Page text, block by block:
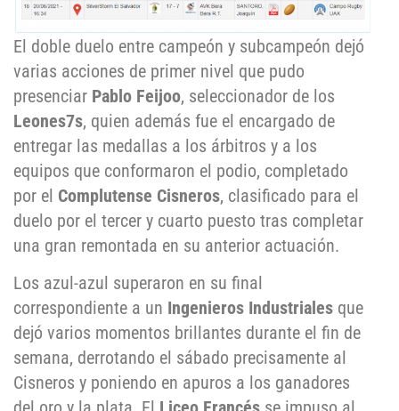
El doble duelo entre campeón y subcampeón dejó
varias acciones de primer nivel que pudo
presenciar Pablo Feijoo, seleccionador de los
Leones7s, quien además fue el encargado de
entregar las medallas a los árbitros y a los
equipos que conformaron el podio, completado
por el Complutense Cisneros, clasificado para el
duelo por el tercer y cuarto puesto tras completar
una gran remontada en su anterior actuación.
Los azul-azul superaron en su final
correspondiente a un Ingenieros Industriales que
dejó varios momentos brillantes durante el fin de
semana, derrotando el sábado precisamente al
Cisneros y poniendo en apuros a los ganadores